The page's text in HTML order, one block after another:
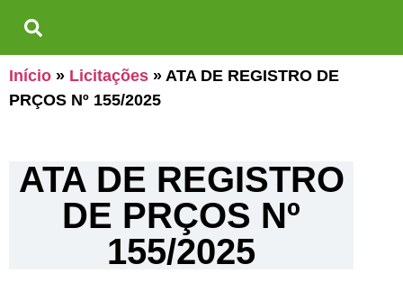
Início » Licitações » ATA DE REGISTRO DE
PRÇOS Nº 155/2025
ATA DE REGISTRO
DE PRÇOS Nº
155/2025